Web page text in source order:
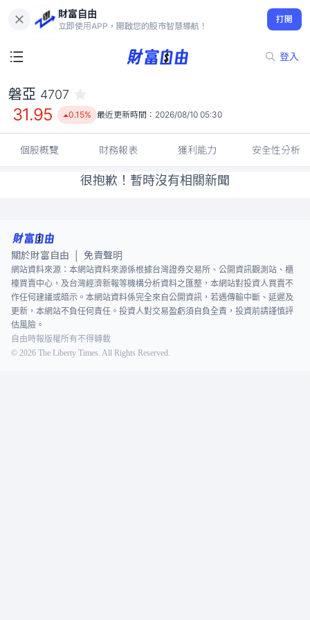
財富自由
立即使用APP，開啟您的股市智慧導航！
打開
登入
31.95
0.15%
磐亞 4707
31.95 0.15% 最近更新時間： 2026/08/10 05:30
個股概覽 財務報表 獲利能力 安全性分析
很抱歉！暫時沒有相關新聞
關於財富自由 免責聲明
網站資料來源：本網站資料來源係根據台灣證券交易所、公開資訊觀測站、櫃
檯買賣中心，及台灣經濟新報等機構分析資料之匯整，本網站對投資人買賣不
作任何建議或暗示。本網站資料係完全來自公開資訊，若遇傳輸中斷、延遲及
更新，本網站不負任何責任。投資人對交易盈虧須自負全責，投資前請謹慎評
估風險。
自由時報版權所有不得轉載
© 2026 The Liberty Times. All Rights Reserved.